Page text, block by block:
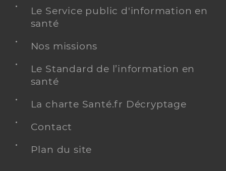
Le Service public d'information en
santé
Nos missions
Le Standard de l’information en
santé
La charte Santé.fr Décryptage
Contact
Plan du site